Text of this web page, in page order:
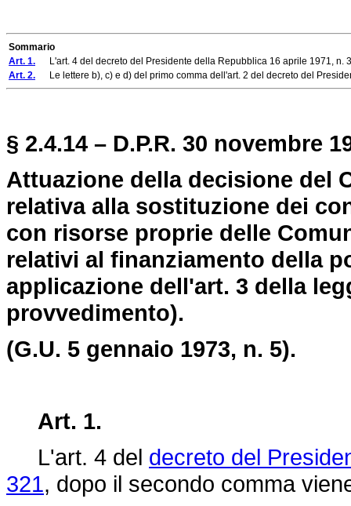
Sommario
Art. 1. L'art. 4 del decreto del Presidente della Repubblica 16 aprile 1971, n.
Art. 2. Le lettere b), c) e d) del primo comma dell'art. 2 del decreto del
§ 2.4.14 – D.P.R. 30 novembre
Attuazione della decisione del
relativa alla sostituzione dei
con risorse proprie delle
relativi al finanziamento della
applicazione dell'art. 3 della
provvedimento).
(G.U. 5 gennaio 1973, n. 5).
Art. 1.
L'art. 4 del decreto del
321, dopo il secondo comma